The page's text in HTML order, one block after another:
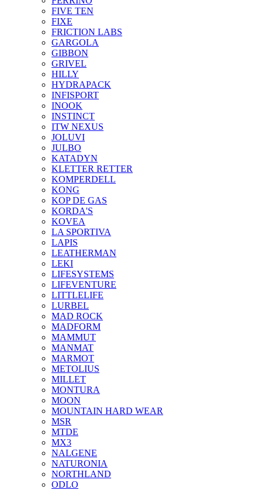
FIVE TEN
FIXE
FRICTION LABS
GARGOLA
GIBBON
GRIVEL
HILLY
HYDRAPACK
INFISPORT
INOOK
INSTINCT
ITW NEXUS
JOLUVI
JULBO
KATADYN
KLETTER RETTER
KOMPERDELL
KONG
KOP DE GAS
KORDA'S
KOVEA
LA SPORTIVA
LAPIS
LEATHERMAN
LEKI
LIFESYSTEMS
LIFEVENTURE
LITTLELIFE
LURBEL
MAD ROCK
MADFORM
MAMMUT
MANMAT
MARMOT
METOLIUS
MILLET
MONTURA
MOON
MOUNTAIN HARD WEAR
MSR
MTDE
MX3
NALGENE
NATURONIA
NORTHLAND
ODLO